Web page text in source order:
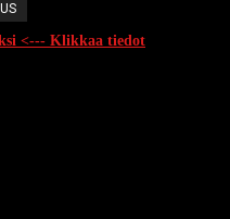
<--- Klikkaa tiedot